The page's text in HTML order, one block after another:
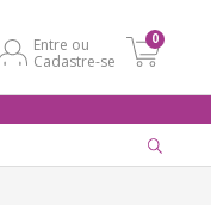
Entre ou
Cadastre-se
0